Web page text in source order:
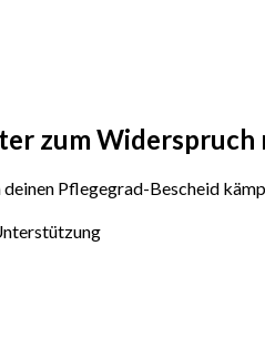
zum Widerspruch
Pflegegrad-Bescheid